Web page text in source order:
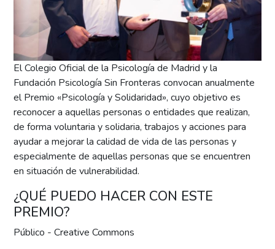
El Colegio Oficial de la Psicología de Madrid y la
Fundación Psicología Sin Fronteras convocan anualmente
el Premio «Psicología y Solidaridad», cuyo objetivo es
reconocer a aquellas personas o entidades que realizan,
de forma voluntaria y solidaria, trabajos y acciones para
ayudar a mejorar la calidad de vida de las personas y
especialmente de aquellas personas que se encuentren
en situación de vulnerabilidad.
¿QUÉ PUEDO HACER CON ESTE
PREMIO?
Público - Creative Commons